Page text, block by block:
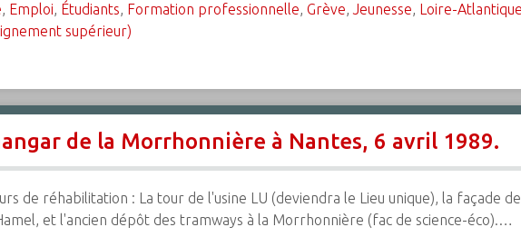
, Emploi, Étudiants, Formation professionnelle, Grève, Jeunesse, Loire-Atlantique
supérieur)
de la Morrhonnière à Nantes, 6 avril 1989.
de réhabilitation : La tour de l'usine LU (deviendra le Lieu unique), la façade
et l'ancien dépôt des tramways à la Morrhonnière (fac de science-éco).…